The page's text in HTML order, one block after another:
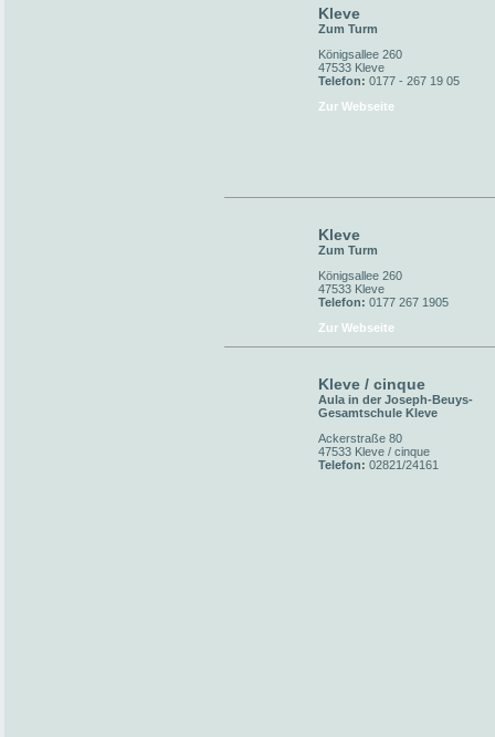
Kleve
Zum Turm
Königsallee 260
47533 Kleve
Telefon: 0177 - 267 19 05
Zur Webseite
Kleve
Zum Turm
Königsallee 260
47533 Kleve
Telefon: 0177 267 1905
Zur Webseite
Kleve / cinque
Aula in der Joseph-Beuys-
Gesamtschule Kleve
Ackerstraße 80
47533 Kleve / cinque
Telefon: 02821/24161